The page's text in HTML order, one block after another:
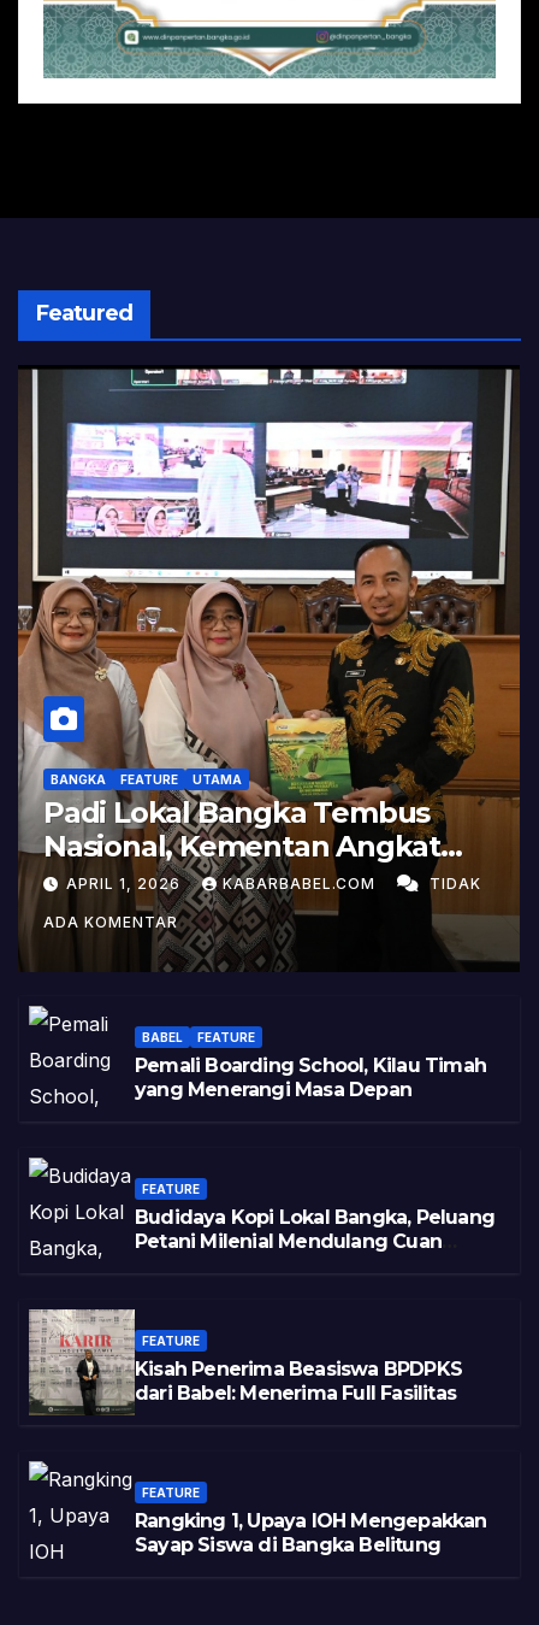
Featured
BANGKA FEATURE UTAMA
Padi Lokal Bangka Tembus
Nasional, Kementan Angkat
Kisah Sukses Pelepasan
Varietas
APRIL 1, 2026 KABARBABEL.COM TIDAK
ADA KOMENTAR
BABEL FEATURE
Pemali Boarding School, Kilau Timah
yang Menerangi Masa Depan
FEATURE
Budidaya Kopi Lokal Bangka, Peluang
Petani Milenial Mendulang Cuan
FEATURE
Kisah Penerima Beasiswa BPDPKS
dari Babel: Menerima Full Fasilitas
FEATURE
Rangking 1, Upaya IOH Mengepakkan
Sayap Siswa di Bangka Belitung